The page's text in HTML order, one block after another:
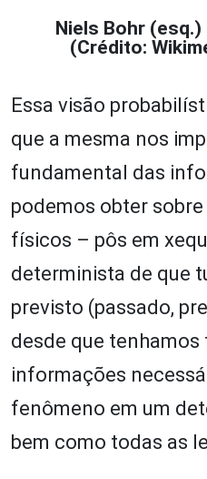
Niels Bohr
(Crédito:
Essa visão
que a mesma nos
fundamental das
podemos obter
físicos – pôs em
determinista de que
previsto (passado,
desde que tenhamos
informações
fenômeno em um
bem como todas as